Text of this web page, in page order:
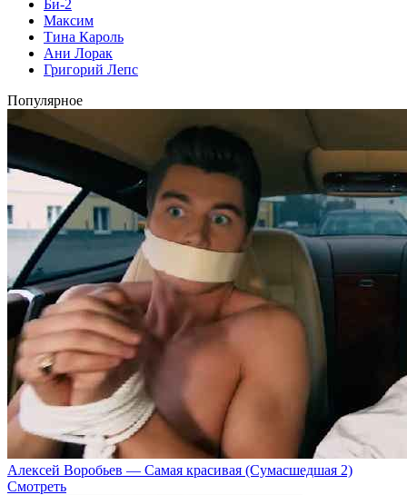
Би-2
Максим
Тина Кароль
Ани Лорак
Григорий Лепс
Популярное
Алексей Воробьев — Самая красивая (Сумасшедшая 2)
Смотреть